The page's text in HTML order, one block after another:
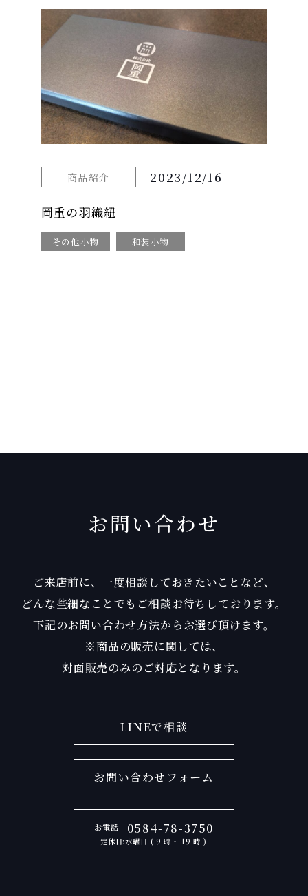
商品紹介 2023/12/16
岡重の羽織紐
その他小物 和装小物
お問い合わせ
ご来店前に、一度相談しておきたいことなど、
どんな些細なことでもご相談お待ちしております。
下記のお問い合わせ方法からお選び頂けます。
※商品の販売に関しては、
対面販売のみのご対応となります。
LINEで相談
お問い合わせフォーム
お電話 0584-78-3750
定休日:水曜日 ( 9 時 ~ 19 時 )